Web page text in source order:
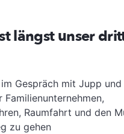
längst unser
Gespräch mit Jupp und
Familienunternehmen,
Raumfahrt und den
zu gehen